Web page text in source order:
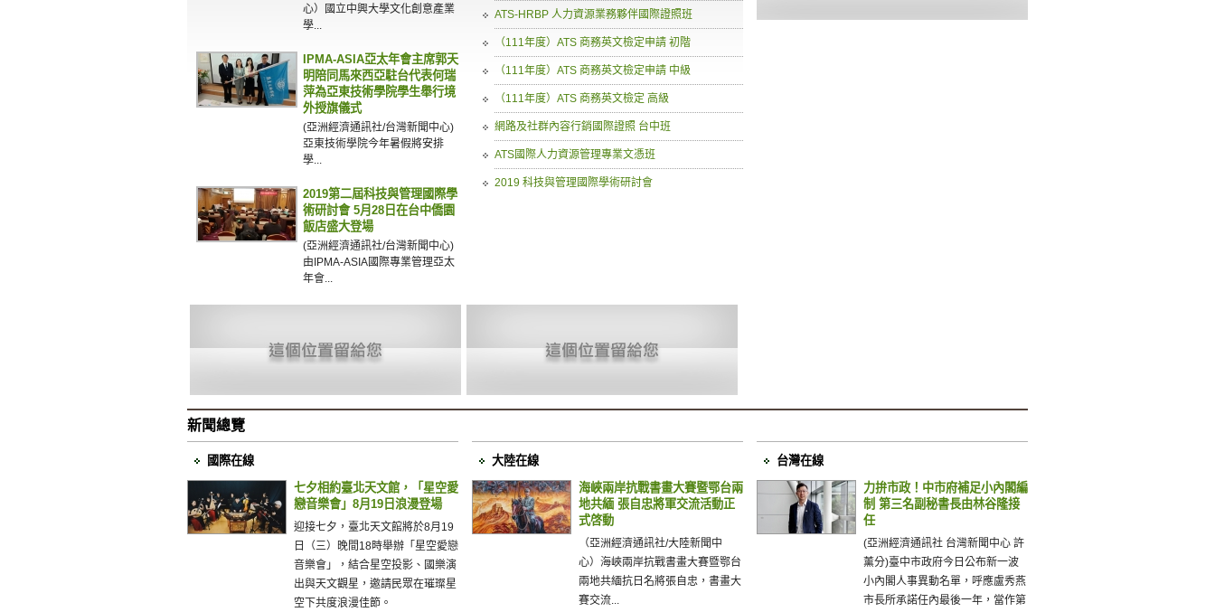
心）國立中興大學文化創意產業
學...
IPMA-ASIA亞太年會主席郭天
明陪同馬來西亞駐台代表何瑞
萍為亞東技術學院學生舉行境
外授旗儀式
(亞洲經濟通訊社/台灣新聞中心)
亞東技術學院今年暑假將安排
學...
2019第二屆科技與管理國際學
術研討會 5月28日在台中僑園
飯店盛大登場
(亞洲經濟通訊社/台灣新聞中心)
由IPMA-ASIA國際專業管理亞太
年會...
ATS-HRBP 人力資源業務夥伴國際證照班
（111年度）ATS 商務英文檢定申請 初階
（111年度）ATS 商務英文檢定申請 中級
（111年度）ATS 商務英文檢定 高級
網路及社群內容行銷國際證照 台中班
ATS國際人力資源管理專業文憑班
2019 科技與管理國際學術研討會
新聞總覽
國際在線
七夕相約臺北天文館，「星空愛
戀音樂會」8月19日浪漫登場
迎接七夕，臺北天文館將於8月19
日（三）晚間18時舉辦「星空愛戀
音樂會」，結合星空投影、國樂演
出與天文觀星，邀請民眾在璀璨星
空下共度浪漫佳節。
大陸在線
海峽兩岸抗戰書畫大賽暨鄂台兩
地共緬 張自忠將軍交流活動正
式啓動
（亞洲經濟通訊社/大陸新聞中
心）海峽兩岸抗戰書畫大賽暨鄂台
兩地共緬抗日名將張自忠，書畫大
賽交流...
台灣在線
力拚市政！中市府補足小內閣編
制 第三名副秘書長由林谷隆接
任
(亞洲經濟通訊社 台灣新聞中心 許
薰分)臺中市政府今日公布新一波
小內閣人事異動名單，呼應盧秀燕
市長所承諾任內最後一年，當作第